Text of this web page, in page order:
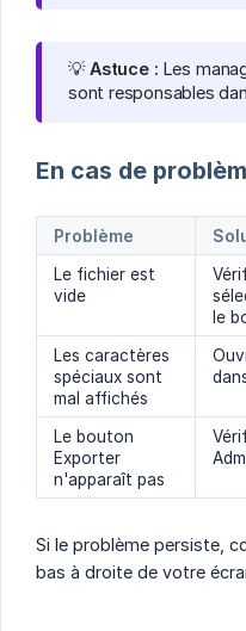
💡Astuce : Les
sont responsables
En cas de
Problème
Le fichier est
vide
le
Les caractères
spéciaux sont
mal affichés
Le bouton
Exporter
n'apparaît pas
Si le problème persiste,
bas à droite de votre